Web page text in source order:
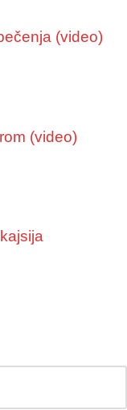
(video)
(video)